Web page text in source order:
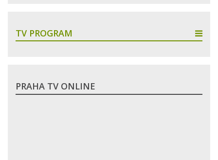
TV PROGRAM
PRAHA TV ONLINE